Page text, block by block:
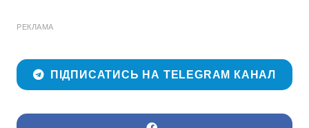
РЕКЛАМА
ПІДПИСАТИСЬ НА TELEGRAM КАНАЛ